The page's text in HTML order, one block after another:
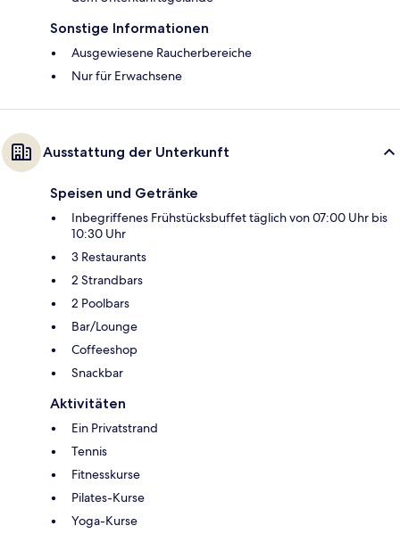
Sonstige Informationen
Ausgewiesene Raucherbereiche
Nur für Erwachsene
Ausstattung der Unterkunft
Speisen und Getränke
Inbegriffenes Frühstücksbuffet täglich von 07:00 Uhr bis
10:30 Uhr
3 Restaurants
2 Strandbars
2 Poolbars
Bar/Lounge
Coffeeshop
Snackbar
Aktivitäten
Ein Privatstrand
Tennis
Fitnesskurse
Pilates-Kurse
Yoga-Kurse